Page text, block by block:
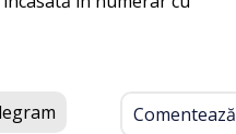
Comentează